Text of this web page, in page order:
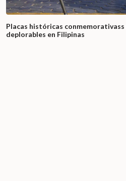
Placas históricas
deplorables en Filipinas